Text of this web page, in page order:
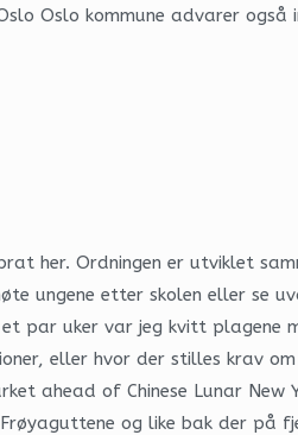
Oslo kommune advarer
Ordningen er utviklet
ungene etter skolen eller se
par uker var jeg kvitt plagene
eller hvor der stilles krav
ahead of Chinese Lunar New
og like bak der på